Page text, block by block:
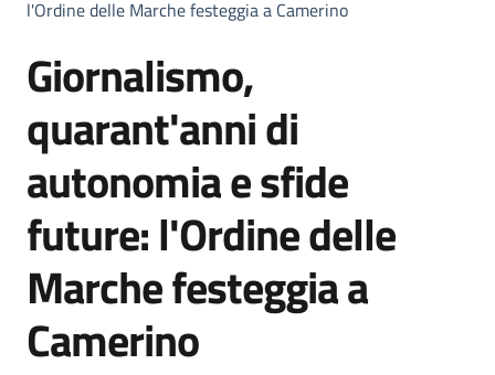
l'Ordine delle Marche festeggia a Camerino
Giornalismo,
quarant'anni di
autonomia e sfide
future: l'Ordine delle
Marche festeggia a
Camerino